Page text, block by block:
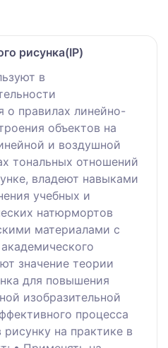
рисунка(IP)
в
о правилах линейно-
объектов на
и воздушной
тональных отношений
владеют навыками
учебных и
натюрмортов
материалами с
значение теории
для повышения
изобразительной
процесса
на практике в